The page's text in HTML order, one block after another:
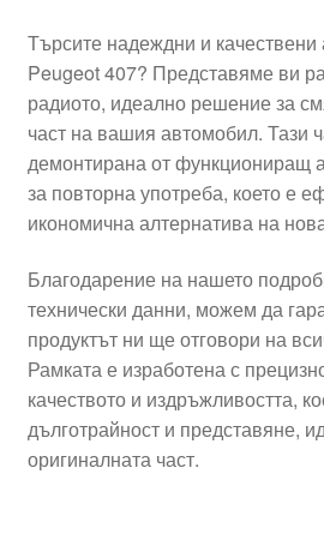
Търсите надеждни и качествени
Peugeot 407? Представяме ви
радиото, идеално решение за
част на вашия автомобил. Тази
демонтирана от функциониращ
за повторна употреба, което е
икономична алтернатива на
Благодарение на нашето
технически данни, можем да
продуктът ни ще отговори на
Рамката е изработена с
качеството и издръжливостта,
дълготрайност и представяне,
оригиналната част.